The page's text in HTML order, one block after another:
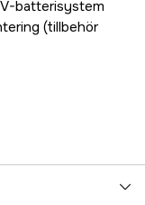
V-batterisystem
(tillbehör